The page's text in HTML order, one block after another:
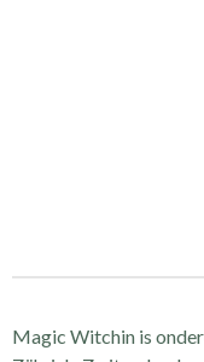
Magic Witchin is